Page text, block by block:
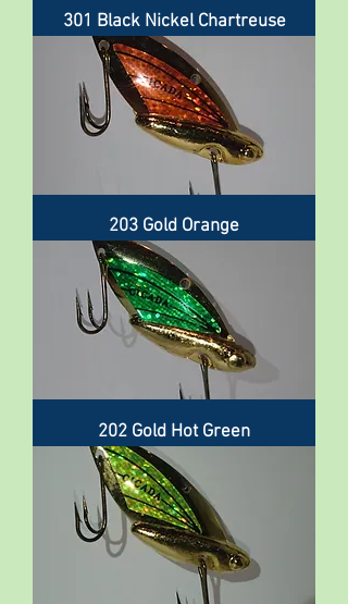
301 Black Nickel Chartreuse
203 Gold Orange
202 Gold Hot Green